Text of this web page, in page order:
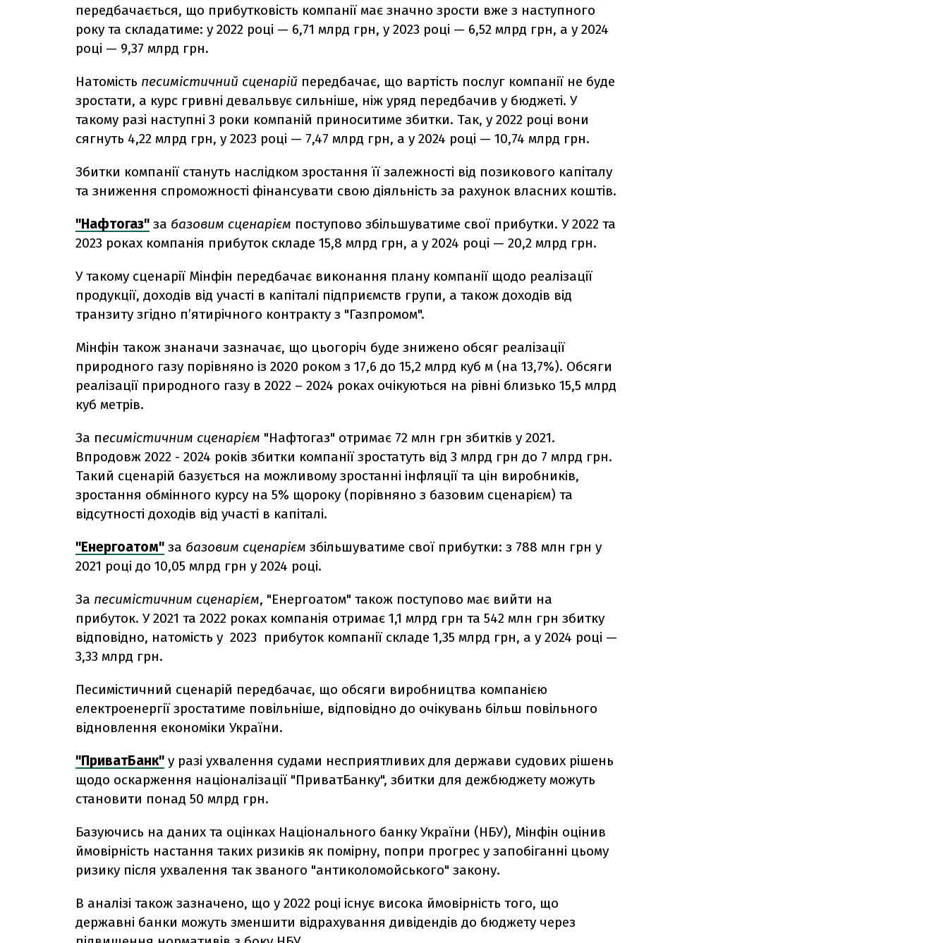
передбачається, що прибутковість компанії має значно зрости вже з наступного
року та складатиме: у 2022 році — 6,71 млрд грн, у 2023 році — 6,52 млрд грн, а у 2024
році — 9,37 млрд грн.
Натомість песимістичний сценарій передбачає, що вартість послуг компанії не буде
зростати, а курс гривні девальвує сильніше, ніж уряд передбачив у бюджеті. У
такому разі наступні 3 роки компаній приноситиме збитки. Так, у 2022 році вони
сягнуть 4,22 млрд грн, у 2023 році — 7,47 млрд грн, а у 2024 році — 10,74 млрд грн.
Збитки компанії стануть наслідком зростання її залежності від позикового капіталу
та зниження спроможності фінансувати свою діяльність за рахунок власних коштів.
"Нафтогаз" за базовим сценарієм поступово збільшуватиме свої прибутки. У 2022 та
2023 роках компанія прибуток складе 15,8 млрд грн, а у 2024 році — 20,2 млрд грн.
У такому сценарії Мінфін передбачає виконання плану компанії щодо реалізації
продукції, доходів від участі в капіталі підприємств групи, а також доходів від
транзиту згідно п’ятирічного контракту з "Газпромом".
Мінфін також знаначи зазначає, що цьогоріч буде знижено обсяг реалізації
природного газу порівняно із 2020 роком з 17,6 до 15,2 млрд куб м (на 13,7%). Обсяги
реалізації природного газу в 2022 – 2024 роках очікуються на рівні близько 15,5 млрд
куб метрів.
За песимістичним сценарієм "Нафтогаз" отримає 72 млн грн збитків у 2021.
Впродовж 2022 - 2024 років збитки компанії зростатуть від 3 млрд грн до 7 млрд грн.
Такий сценарій базується на можливому зростанні інфляції та цін виробників,
зростання обмінного курсу на 5% щороку (порівняно з базовим сценарієм) та
відсутності доходів від участі в капіталі.
"Енергоатом" за базовим сценарієм збільшуватиме свої прибутки: з 788 млн грн у
2021 році до 10,05 млрд грн у 2024 році.
За песимістичним сценарієм, "Енергоатом" також поступово має вийти на
прибуток. У 2021 та 2022 роках компанія отримає 1,1 млрд грн та 542 млн грн збитку
відповідно, натомість у 2023 прибуток компанії складе 1,35 млрд грн, а у 2024 році —
3,33 млрд грн.
Песимістичний сценарій передбачає, що обсяги виробництва компанією
електроенергії зростатиме повільніше, відповідно до очікувань більш повільного
відновлення економіки України.
"ПриватБанк" у разі ухвалення судами несприятливих для держави судових рішень
щодо оскарження націоналізації "ПриватБанку", збитки для дежбюджету можуть
становити понад 50 млрд грн.
Базуючись на даних та оцінках Національного банку України (НБУ), Мінфін оцінив
ймовірність настання таких ризиків як помірну, попри прогрес у запобіганні цьому
ризику після ухвалення так званого "антиколомойського" закону.
В аналізі також зазначено, що у 2022 році існує висока ймовірність того, що
державні банки можуть зменшити відрахування дивідендів до бюджету через